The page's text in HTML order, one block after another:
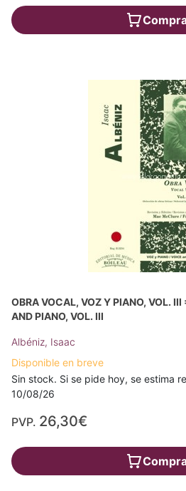
OBRA VOCAL, VOZ Y PIANO, VOL.
AND PIANO, VOL. III
Albéniz, Isaac
Disponible en breve
Sin stock. Si se pide hoy, se estima
10/08/26
PVP. 26,30€